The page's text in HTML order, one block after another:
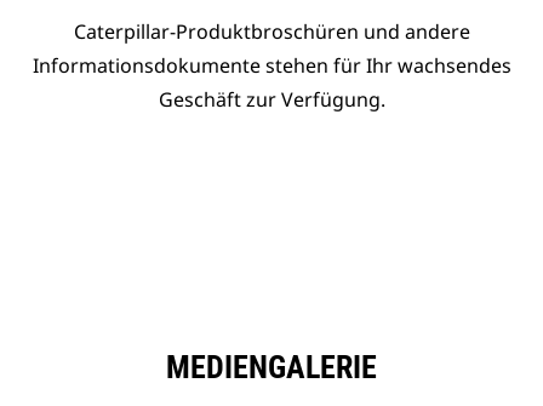
Caterpillar-Produktbroschüren und andere
Informationsdokumente stehen für Ihr wachsendes
Geschäft zur Verfügung.
MEDIENGALERIE